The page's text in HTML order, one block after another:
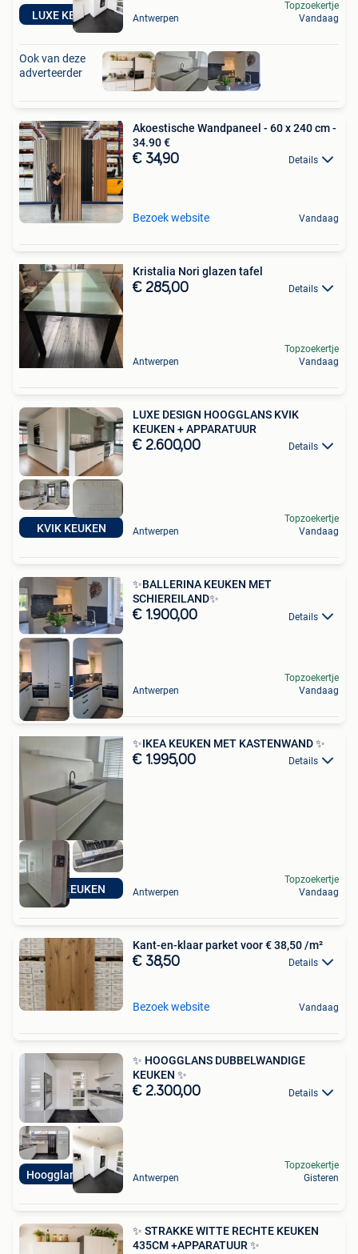
LUXE KEUKENS Antwerpen
Topzoekertje
Vandaag
Ook van deze
adverteerder
Akoestische Wandpaneel - 60 x 240 cm -
34.90 €
€ 34,90 Details
Bezoek website Vandaag
Kristalia Nori glazen tafel
€ 285,00 Details
Antwerpen
Topzoekertje
Vandaag
KVIK KEUKEN
LUXE DESIGN HOOGGLANS KVIK
KEUKEN + APPARATUUR
€ 2.600,00 Details
Antwerpen
Topzoekertje
Vandaag
Zo goed als nieuw
✨BALLERINA KEUKEN MET
SCHIEREILAND✨
€ 1.900,00 Details
Antwerpen
Topzoekertje
Vandaag
IKEA KEUKEN
✨IKEA KEUKEN MET KASTENWAND ✨
€ 1.995,00 Details
Antwerpen
Topzoekertje
Vandaag
Kant-en-klaar parket voor € 38,50 /m²
€ 38,50 Details
Bezoek website Vandaag
Hoogglans keuken
✨ HOOGGLANS DUBBELWANDIGE
KEUKEN ✨
€ 2.300,00 Details
Antwerpen
Topzoekertje
Gisteren
✨ STRAKKE WITTE RECHTE KEUKEN
435CM +APPARATUUR ✨